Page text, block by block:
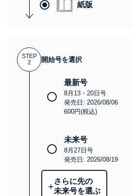
紙版
STEP
2
開始号を選択
最新号
8月13・20日号
発売日: 2026/08/06
600円(税込)
未来号
8月27日号
発売日: 2026/08/19
+さらに先の
未来号を選ぶ